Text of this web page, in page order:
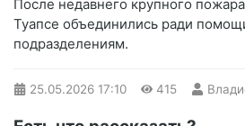
После недавнего крупного
Туапсе объединились ради
подразделениям.
25.05.2026 17:10 415